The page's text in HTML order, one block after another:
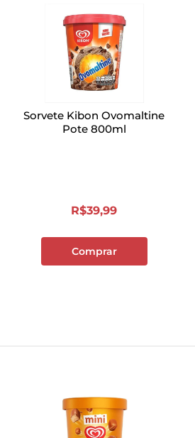
Sorvete Kibon Ovomaltine
Pote 800ml
R$39,99
Comprar